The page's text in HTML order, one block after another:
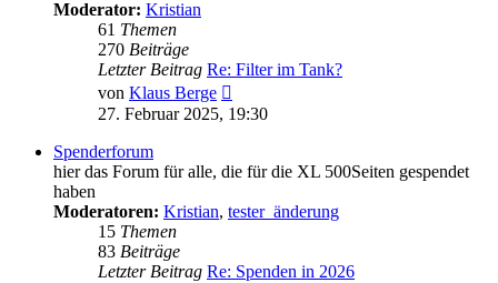
Moderator: Kristian
61 Themen
270 Beiträge
Letzter Beitrag Re: Filter im Tank?
von Klaus Berge
Beitrag
27. Februar 2025, 19:30
Spenderforum
hier das Forum für alle, die für die XL 500Seiten gespendet
haben
Moderatoren: Kristian, tester_änderung
15 Themen
83 Beiträge
Letzter Beitrag Re: Spenden in 2026